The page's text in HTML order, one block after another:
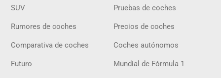
SUV Pruebas de coches
Rumores de coches Precios de coches
Comparativa de coches Coches autónomos
Futuro Mundial de Fórmula 1